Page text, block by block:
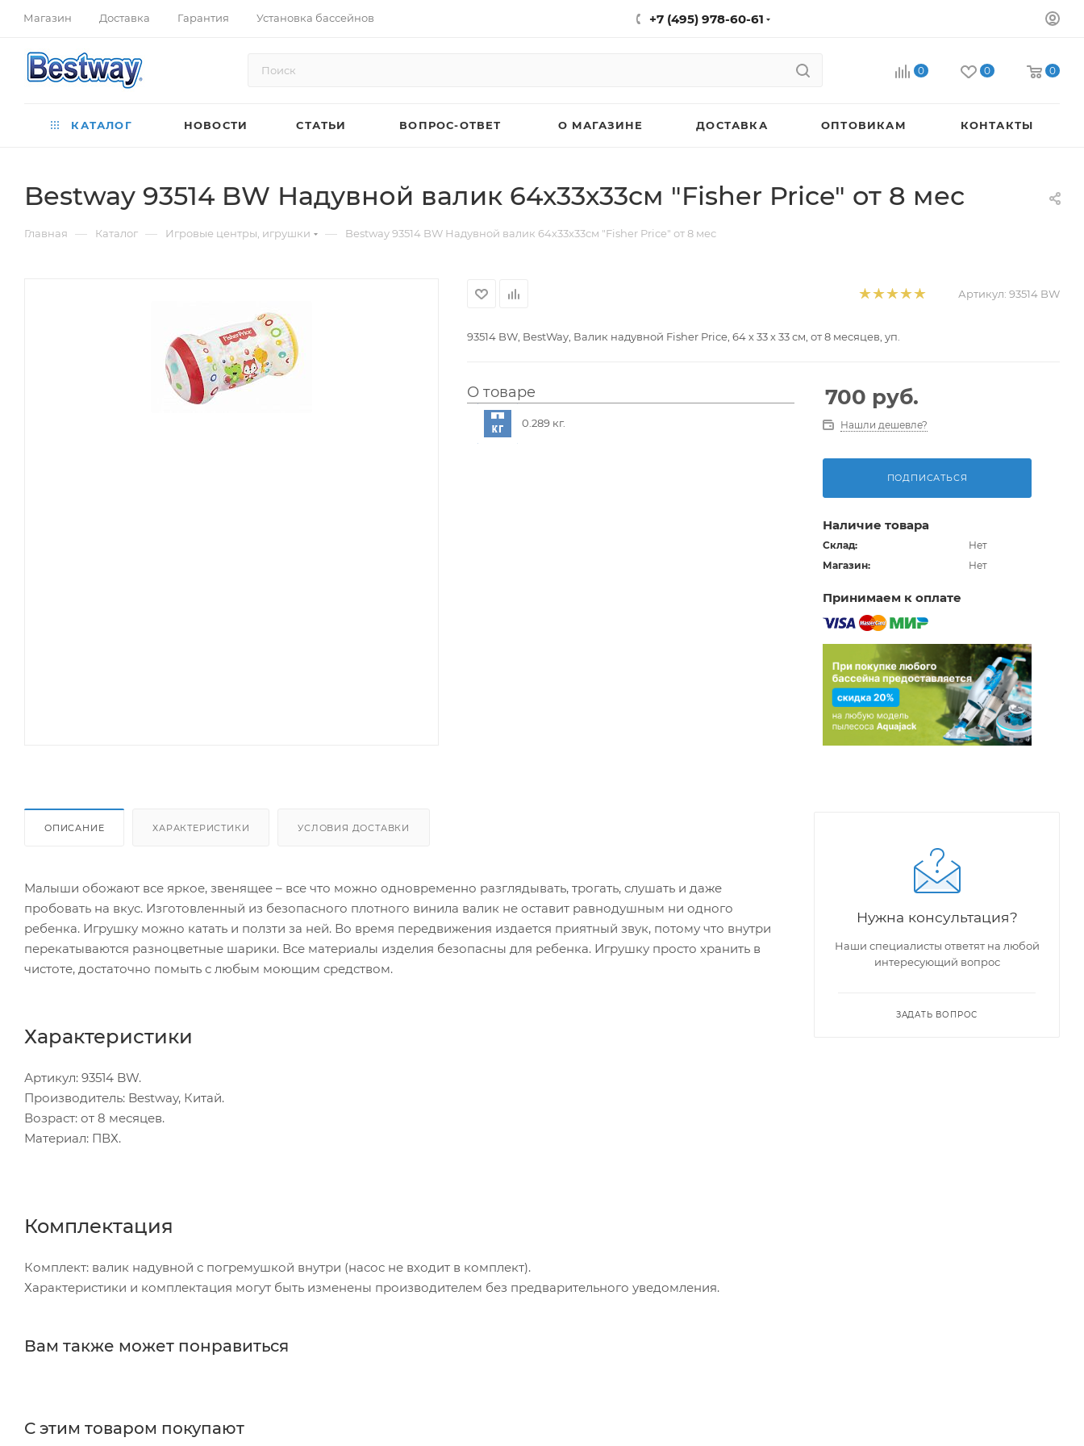
Магазин Доставка Гарантия Установка бассейнов +7 (495) 978-60-61
0 0 0
КАТАЛОГ НОВОСТИ СТАТЬИ ВОПРОС-ОТВЕТ О МАГАЗИНЕ ДОСТАВКА ОПТОВИКАМ КОНТАКТЫ
Bestway 93514 BW Надувной валик 64х33х33см "Fisher Price" от 8 мес
Главная — Каталог — Игровые центры, игрушки — Bestway 93514 BW Надувной валик 64х33х33см "Fisher Price" от 8 мес
Артикул: 93514 BW
93514 BW, BestWay, Валик надувной Fisher Price, 64 х 33 х 33 см, от 8 месяцев, уп.
О товаре
0.289 кг.
700 руб.
Нашли дешевле?
ПОДПИСАТЬСЯ
Наличие товара
Склад:
Нет
Магазин:
Нет
Принимаем к оплате
ОПИСАНИЕ ХАРАКТЕРИСТИКИ УСЛОВИЯ ДОСТАВКИ
Малыши обожают все яркое, звенящее – все что можно одновременно разглядывать, трогать, слушать и даже
пробовать на вкус. Изготовленный из безопасного плотного винила валик не оставит равнодушным ни одного
ребенка. Игрушку можно катать и ползти за ней. Во время передвижения издается приятный звук, потому что внутри
перекатываются разноцветные шарики. Все материалы изделия безопасны для ребенка. Игрушку просто хранить в
чистоте, достаточно помыть с любым моющим средством.
Характеристики
Артикул: 93514 BW.
Производитель: Bestway, Китай.
Возраст: от 8 месяцев.
Материал: ПВХ.
Комплектация
Комплект: валик надувной с погремушкой внутри (насос не входит в комплект).
Характеристики и комплектация могут быть изменены производителем без предварительного уведомления.
Вам также может понравиться
С этим товаром покупают
Нужна консультация?
Наши специалисты ответят на любой
интересующий вопрос
ЗАДАТЬ ВОПРОС